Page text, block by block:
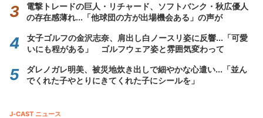
電撃トレードの巨人・リチャード、ソフトバンク・秋広優人
の存在感薄れ...「他球団の方が出場機会ある」の声が
女子ゴルフの金沢志奈、肩出し白ノースリ姿に反響...「可愛
いにも程がある」 ゴルフウェア姿と雰囲気変わって
ダレノガレ明美、被災地炊き出しで細やかな心遣い...「並ん
でくれた子やとりにきてくれた子にシールを」
J-CAST ニュース